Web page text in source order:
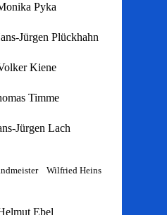
Pyka
Jürgen Plückhahn
Kiene
Timme
Jürgen Lach
Wilfried Heins
Ebel